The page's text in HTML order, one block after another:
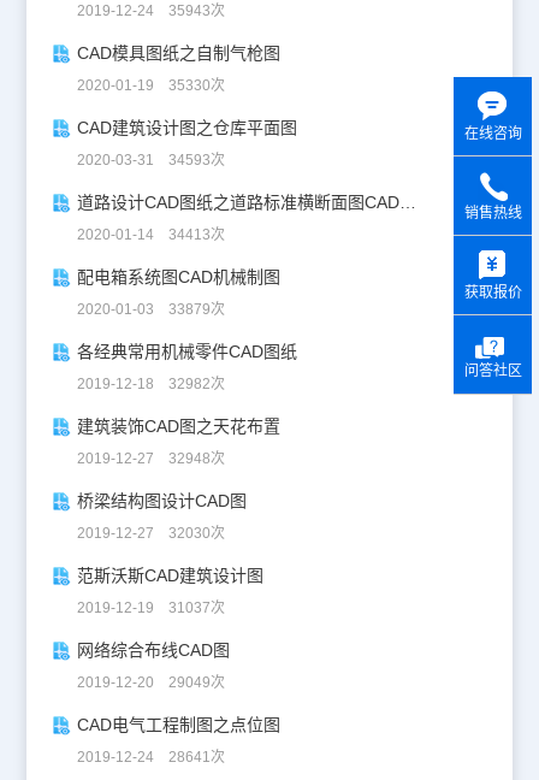
2019-12-24 35943次
CAD模具图纸之自制气枪图
2020-01-19 35330次
CAD建筑设计图之仓库平面图
2020-03-31 34593次
道路设计CAD图纸之道路标准横断面图CAD图纸
2020-01-14 34413次
配电箱系统图CAD机械制图
2020-01-03 33879次
各经典常用机械零件CAD图纸
2019-12-18 32982次
建筑装饰CAD图之天花布置
2019-12-27 32948次
桥梁结构图设计CAD图
2019-12-27 32030次
范斯沃斯CAD建筑设计图
2019-12-19 31037次
网络综合布线CAD图
2019-12-20 29049次
CAD电气工程制图之点位图
2019-12-24 28641次
在线咨询
销售热线
获取报价
问答社区